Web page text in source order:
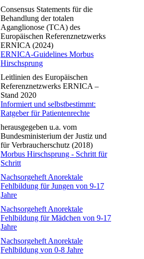
Consensus Statements für die
Behandlung der totalen
Aganglionose (TCA) des
Europäischen Referenznetzwerks
ERNICA (2024)
ERNICA-Guidelines Morbus
Hirschsprung
Leitlinien des Europäischen
Referenznetzwerks ERNICA –
Stand 2020
Informiert und selbstbestimmt:
Ratgeber für Patientenrechte
herausgegeben u.a. vom
Bundesministerium der Justiz und
für Verbraucherschutz (2018)
Morbus Hirschsprung - Schritt für
Schritt
Nachsorgeheft Anorektale
Fehlbildung für Jungen von 9-17
Jahre
Nachsorgeheft Anorektale
Fehlbildung für Mädchen von 9-17
Jahre
Nachsorgeheft Anorektale
Fehlbildung von 0-8 Jahre